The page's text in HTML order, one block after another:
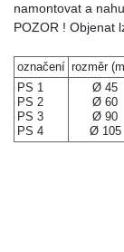
namontovat a
POZOR ! Objenat
označení rozměr
PS 1
PS 2
PS 3
PS 4
Ø 45
Ø 60
Ø 90
Ø 105